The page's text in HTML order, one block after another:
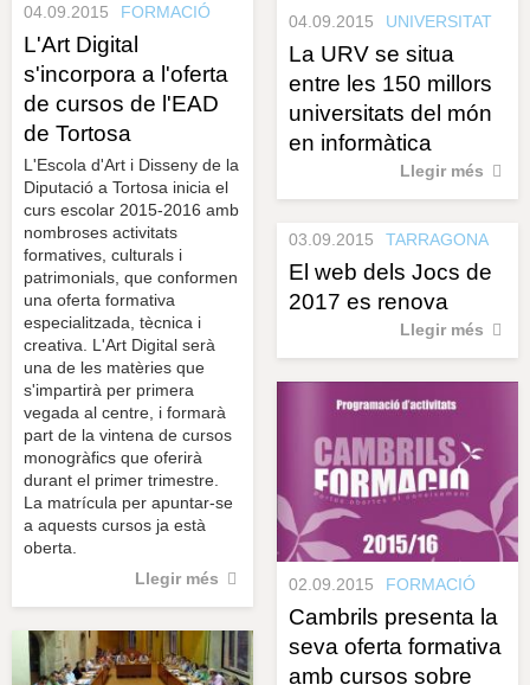
04.09.2015 FORMACIÓ
L'Art Digital
s'incorpora a l'oferta
de cursos de l'EAD
de Tortosa
L'Escola d'Art i Disseny de la
Diputació a Tortosa inicia el
curs escolar 2015-2016 amb
nombroses activitats
formatives, culturals i
patrimonials, que conformen
una oferta formativa
especialitzada, tècnica i
creativa. L'Art Digital serà
una de les matèries que
s'impartirà per primera
vegada al centre, i formarà
part de la vintena de cursos
monogràfics que oferirà
durant el primer trimestre.
La matrícula per apuntar-se
a aquests cursos ja està
oberta.
Llegir més
04.09.2015 UNIVERSITAT
La URV se situa
entre les 150 millors
universitats del món
en informàtica
Llegir més
03.09.2015 TARRAGONA
El web dels Jocs de
2017 es renova
Llegir més
02.09.2015 FORMACIÓ
Cambrils presenta la
seva oferta formativa
amb cursos sobre